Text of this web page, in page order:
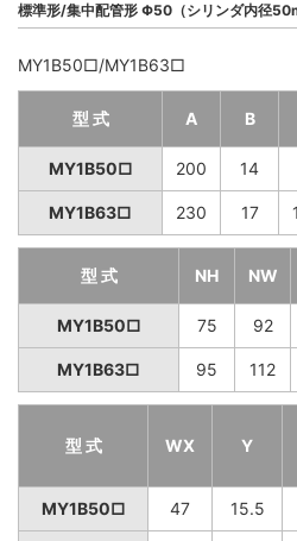
標準形/集中配管形 Φ50（シリンダ内径
MY1B50□/MY1B63□
型 式 A B
MY1B50□ 200 14
MY1B63□ 230 17
型 式 NH NW
MY1B50□ 75 92
MY1B63□ 95 112
型 式 WX Y
MY1B50□ 47 15.5